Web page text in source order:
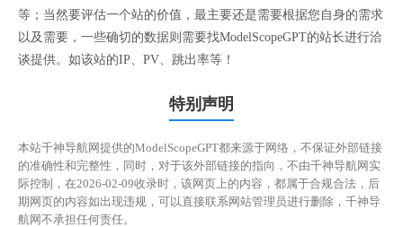
等；当然要评估一个站的价值，最主要还是需要根据您自身的需求
以及需要，一些确切的数据则需要找ModelScopeGPT的站长进行洽
谈提供。如该站的IP、PV、跳出率等！
特别声明
本站千神导航网提供的ModelScopeGPT都来源于网络，不保证外部链接
的准确性和完整性，同时，对于该外部链接的指向，不由千神导航网实
际控制，在2026-02-09收录时，该网页上的内容，都属于合规合法，后
期网页的内容如出现违规，可以直接联系网站管理员进行删除，千神导
航网不承担任何责任。